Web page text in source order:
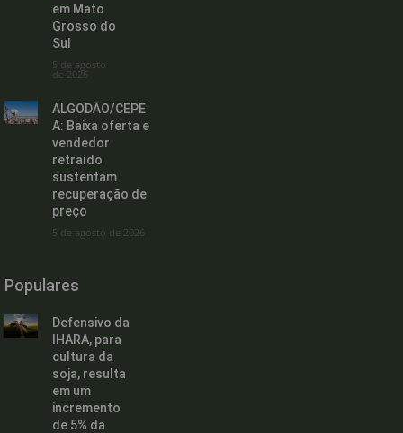
em Mato
Grosso do
Sul
5 de agosto
de 2026
ALGODÃO/CEPE
A: Baixa oferta e
vendedor
retraído
sustentam
recuperação de
preço
5 de agosto de 2026
Populares
Defensivo da
IHARA, para
cultura da
soja, resulta
em um
incremento
de 5% da